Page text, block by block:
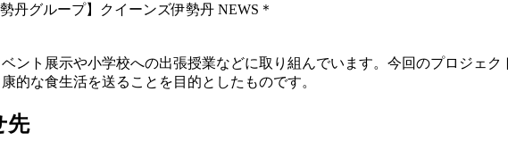
丹グループ】クイーンズ伊勢丹 NEWS＊
ント展示や小学校への出張授業などに取り組んでいます。今回のプロジェ
的な食生活を送ることを目的としたものです。
先